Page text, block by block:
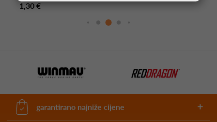
1,30 €
garantirano najniže cijene